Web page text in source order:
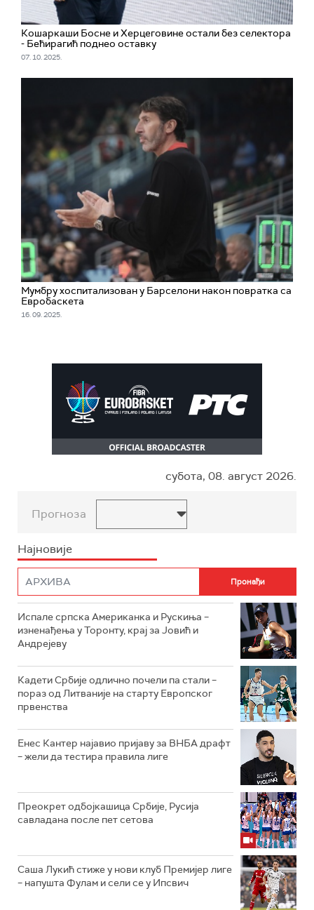
Кошаркаши Босне и Херцеговине остали без селектора
- Бећирагић поднео оставку
07. 10. 2025.
Мумбру хоспитализован у Барселони након повратка са
Евробаскета
16. 09. 2025.
субота, 08. август 2026.
Прогноза
Најновије
Испале српска Американка и Рускиња –
изненађења у Торонту, крај за Јовић и
Андрејеву
Кадети Србије одлично почели па стали –
пораз од Литваније на старту Европског
првенства
Енес Кантер најавио пријаву за ВНБА драфт
– жели да тестира правила лиге
Преокрет одбојкашица Србије, Русија
савладана после пет сетова
Саша Лукић стиже у нови клуб Премијер лиге
– напушта Фулам и сели се у Ипсвич